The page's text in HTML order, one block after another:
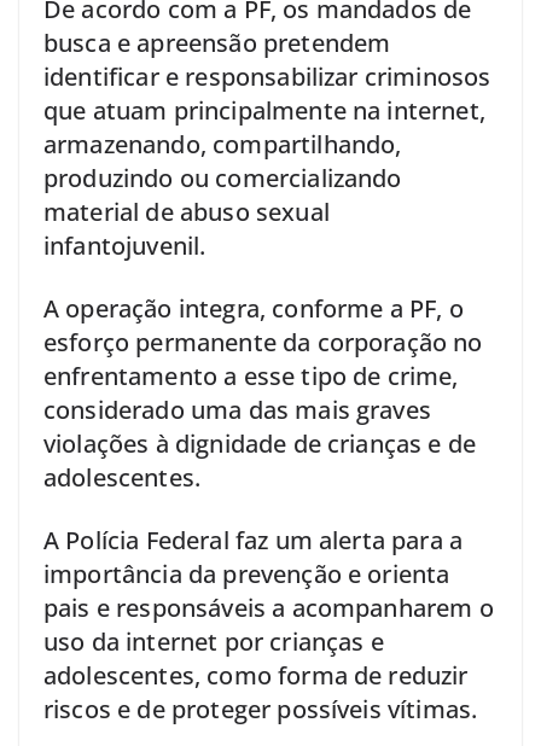
De acordo com a PF, os mandados de
busca e apreensão pretendem
identificar e responsabilizar criminosos
que atuam principalmente na internet,
armazenando, compartilhando,
produzindo ou comercializando
material de abuso sexual
infantojuvenil.
A operação integra, conforme a PF, o
esforço permanente da corporação no
enfrentamento a esse tipo de crime,
considerado uma das mais graves
violações à dignidade de crianças e de
adolescentes.
A Polícia Federal faz um alerta para a
importância da prevenção e orienta
pais e responsáveis a acompanharem o
uso da internet por crianças e
adolescentes, como forma de reduzir
riscos e de proteger possíveis vítimas.